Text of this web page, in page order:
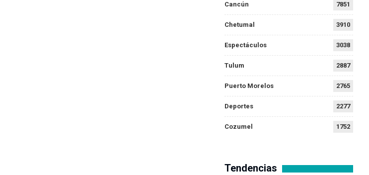
Cancún 7851
Chetumal 3910
Espectáculos 3038
Tulum 2887
Puerto Morelos 2765
Deportes 2277
Cozumel 1752
Tendencias